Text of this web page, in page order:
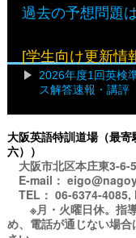
過去の予想問題
[学生向け更新情
2026年度1回英検
ス解答速報・講評
大阪英語特訓道場（最
六））
大阪市北区本庄東3-6-5
E-mail：
TEL： 06-6374-4085,
※月・火曜日休。指導
め、電話が通じない場